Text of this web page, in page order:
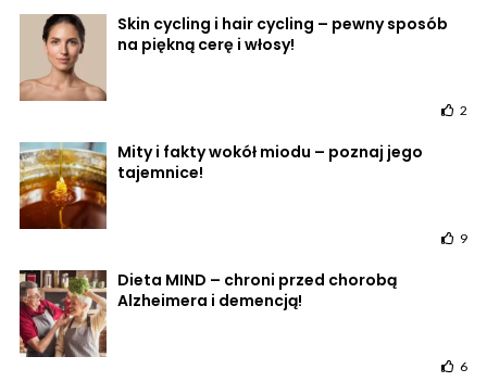
Skin cycling i hair cycling – pewny sposób
na piękną cerę i włosy!
2
Mity i fakty wokół miodu – poznaj jego
tajemnice!
9
Dieta MIND – chroni przed chorobą
Alzheimera i demencją!
6